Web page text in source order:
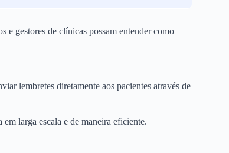
e gestores de clínicas possam entender como
lembretes diretamente aos pacientes através de
larga escala e de maneira eficiente.